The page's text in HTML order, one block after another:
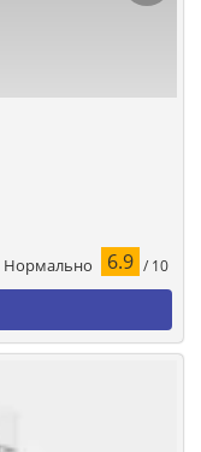
Нормально 6.9 / 10